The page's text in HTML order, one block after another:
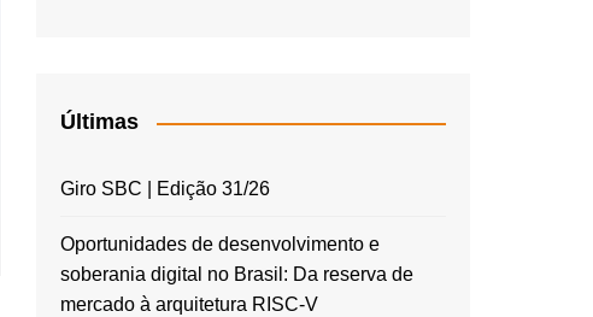
Últimas
Giro SBC | Edição 31/26
Oportunidades de desenvolvimento e
soberania digital no Brasil: Da reserva de
mercado à arquitetura RISC-V